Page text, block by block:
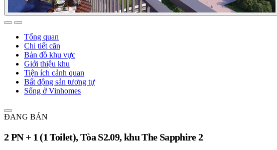
Tổng quan
Chi tiết căn
Bản đồ khu vực
Giới thiệu khu
Tiện ích cảnh quan
Bất động sản tương tự
Sống ở Vinhomes
ĐANG BÁN
2 PN + 1 (1 Toilet), Tòa S2.09, khu The Sapphire 2